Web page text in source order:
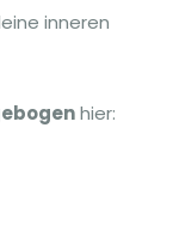
inneren
hier: